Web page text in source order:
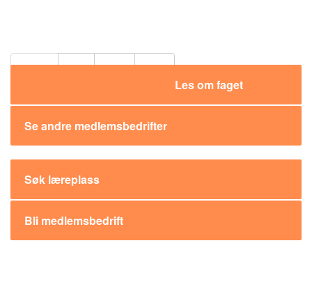
Les om faget
Se andre medlemsbedrifter
Søk læreplass
Bli medlemsbedrift